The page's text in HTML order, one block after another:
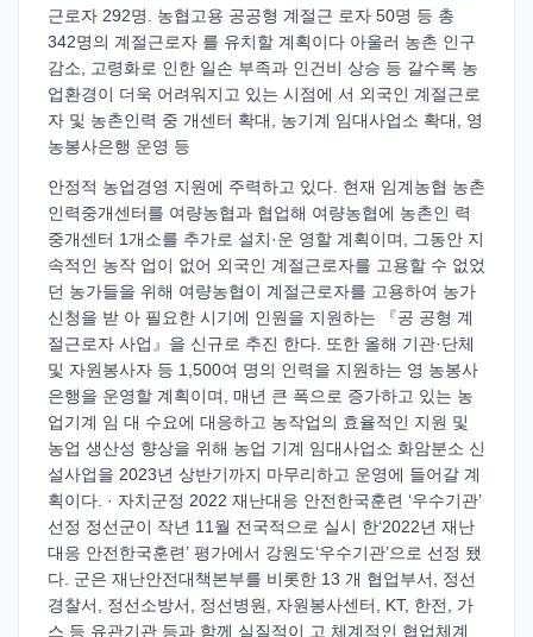
근로자 292명. 농협고용 공공형 계절근 로자 50명 등 총
342명의 계절근로자 를 유치할 계획이다 아울러 농촌 인구
감소, 고령화로 인한 일손 부족과 인건비 상승 등 갈수록 농
업환경이 더욱 어려워지고 있는 시점에 서 외국인 계절근로
자 및 농촌인력 중 개센터 확대, 농기계 임대사업소 확대, 영
농봉사은행 운영 등
안정적 농업경영 지원에 주력하고 있다. 현재 임계농협 농촌
인력중개센터를 여량농협과 협업해 여량농협에 농촌인 력
중개센터 1개소를 추가로 설치·운 영할 계획이며, 그동안 지
속적인 농작 업이 없어 외국인 계절근로자를 고용할 수 없었
던 농가들을 위해 여량농협이 계절근로자를 고용하여 농가
신청을 받 아 필요한 시기에 인원을 지원하는 『공 공형 계
절근로자 사업』을 신규로 추진 한다. 또한 올해 기관·단체
및 자원봉사자 등 1,500여 명의 인력을 지원하는 영 농봉사
은행을 운영할 계획이며, 매년 큰 폭으로 증가하고 있는 농
업기계 임 대 수요에 대응하고 농작업의 효율적인 지원 및
농업 생산성 향상을 위해 농업 기계 임대사업소 화암분소 신
설사업을 2023년 상반기까지 마무리하고 운영에 들어갈 계
획이다. · 자치군정 2022 재난대응 안전한국훈련 ‘우수기관’
선정 정선군이 작년 11월 전국적으로 실시 한‘2022년 재난
대응 안전한국훈련’ 평가에서 강원도‘우수기관’으로 선정 됐
다. 군은 재난안전대책본부를 비롯한 13 개 협업부서, 정선
경찰서, 정선소방서, 정선병원, 자원봉사센터, KT, 한전, 가
스 등 유관기관 등과 함께 실질적이 고 체계적인 협업체계